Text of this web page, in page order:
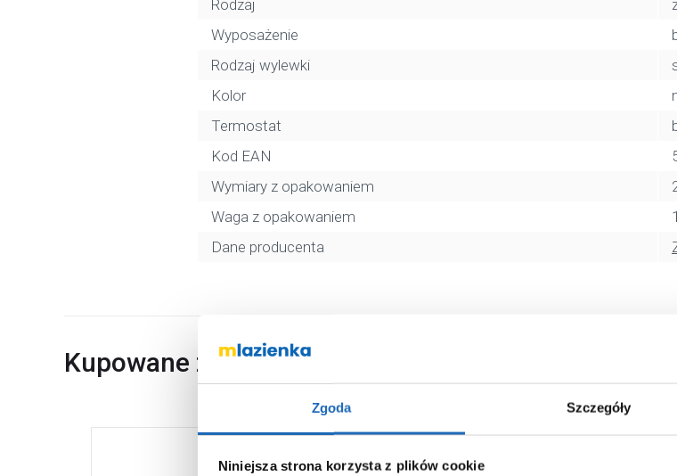
Zgoda Szczegóły
Niniejsza strona korzysta z plików cookie
Rodzaj
Wyposażenie
Rodzaj wylewki
Kolor
Termostat
Kod EAN
Wymiary z opakowaniem
Waga z opakowaniem
Dane producenta
Kupowane z